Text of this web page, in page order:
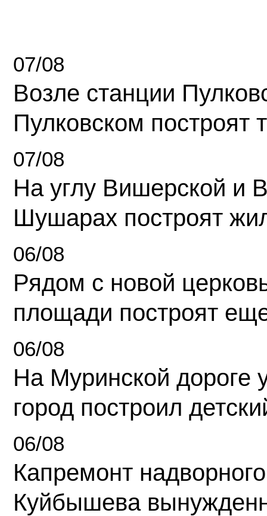
07/08
Возле станции
Пулковском построят
07/08
На углу Вишерской и
Шушарах построят
06/08
Рядом с новой
площади построят
06/08
На Муринской дороге
город построил
06/08
Капремонт
Куйбышева